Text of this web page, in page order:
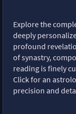
Explore the
deeply
profound
of synastry,
reading is finely
Click for an
precision and